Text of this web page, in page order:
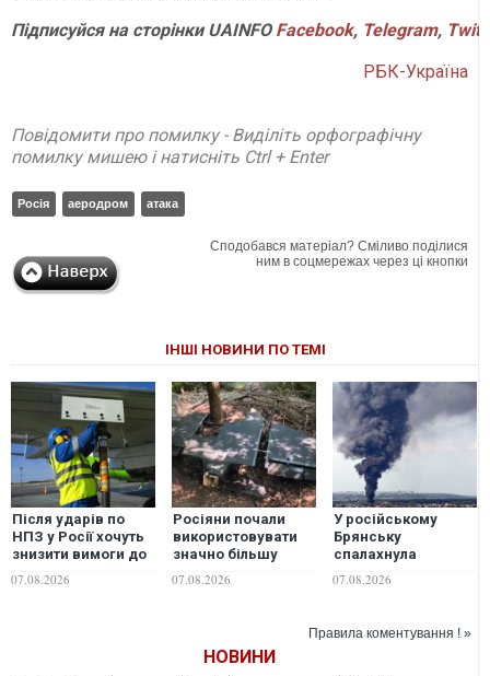
ПідписуйсянасторінкиUAINFO Facebook, Telegram,
РБК-Україна
Повідомити про помилку - Виділіть орфографічну
помилку мишею і натисніть Ctrl + Enter
Росія аеродром атака
Сподобався матеріал? Сміливо поділися
ним в соцмережах через ці кнопки
ІНШІ НОВИНИ ПО ТЕМІ
Після ударів по
НПЗ у Росії хочуть
знизити вимоги до
авіапального —
07.08.2026
Росіяни почали
використовувати
значно більшу
"Гербера", - "Флеш"
07.08.2026
У російському
Брянську
спалахнула
склади — ЗМІ
07.08.2026
Правила коментування ! »
НОВИНИ